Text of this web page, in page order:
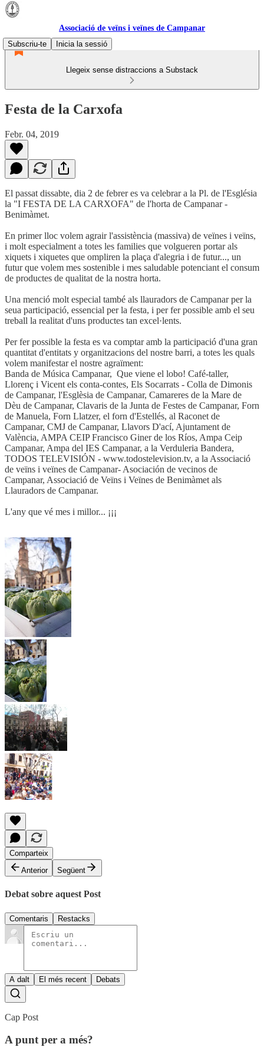
Associació de veïns i veïnes de Campanar
Subscriu-te
Inicia la sessió
Llegeix sense distraccions a Substack
Festa de la Carxofa
Febr. 04, 2019
El passat dissabte, dia 2 de febrer es va celebrar a la Pl. de l'Església
la "I FESTA DE LA CARXOFA" de l'horta de Campanar -
Benimàmet.
En primer lloc volem agrair l'assistència (massiva) de veïnes i veïns,
i molt especialment a totes les families que volgueren portar als
xiquets i xiquetes que ompliren la plaça d'alegria i de futur..., un
futur que volem mes sostenible i mes saludable potenciant el consum
de productes de qualitat de la nostra horta.
Una menció molt especial també als llauradors de Campanar per la
seua participació, essencial per la festa, i per fer possible amb el seu
treball la realitat d'uns productes tan excel·lents.
Per fer possible la festa es va comptar amb la participació d'una gran
quantitat d'entitats y organitzacions del nostre barri, a totes les quals
volem manifestar el nostre agraïment:
Banda de Música Campanar, Que viene el lobo! Café-taller,
Llorenç i Vicent els conta-contes, Els Socarrats - Colla de Dimonis
de Campanar, l'Esglèsia de Campanar, Camareres de la Mare de
Dèu de Campanar, Clavaris de la Junta de Festes de Campanar, Forn
de Manuela, Forn Llatzer, el forn d'Estellés, al Raconet de
Campanar, CMJ de Campanar, Llavors D'ací, Ajuntament de
València, AMPA CEIP Francisco Giner de los Ríos, Ampa Ceip
Campanar, Ampa del IES Campanar, a la Verduleria Bandera,
TODOS TELEVISIÓN - www.todostelevision.tv, a la Associació
de veïns i veïnes de Campanar- Asociación de vecinos de
Campanar, Associació de Veïns i Veïnes de Benimàmet als
Llauradors de Campanar.
L'any que vé mes i millor... ¡¡¡
Comparteix
Anterior
Següent
Debat sobre aquest Post
Comentaris Restacks
A dalt El més recent Debats
Cap Post
A punt per a més?